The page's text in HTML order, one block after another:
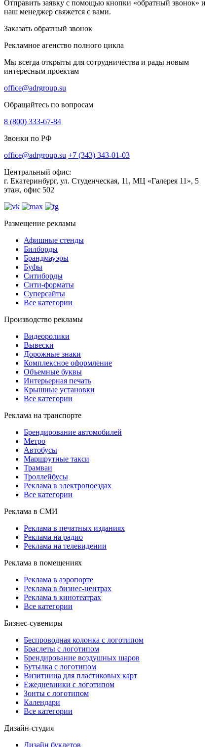
Отправить заявку с помощью кнопки «обратный звонок» и
наш менеджер свяжется с вами.
Заказать обратный звонок
Рекламное агенство полного цикла
Мы всегда открыты для сотрудничества и рады новым
интересным проектам
office@adrgroup.su
Обращайтесь по вопросам
8 (800) 333-67-84
Звонки по РФ
office@adrgroup.su +7 (343) 343-01-03
Центральный офис:
г. Екатеринбург, ул. Студенческая, 11, МЦ «Галерея 11», 5
этаж, офис 502
Размещение рекламы
Афишные стенды
Билборды
Брандмауэры
Буфы
Ситиборды
Сити-форматы
Суперсайты
Все категории
Производство рекламы
Видеоролики
Вывески
Дорожные знаки
Комплексное оформление
Объемные буквы
Интерьерная печать
Крышные установки
Все категории
Реклама на транспорте
Брендирование автомобилей
Метро
Автобусы
Маршрутные такси
Трамваи
Троллейбусы
Реклама в электропоездах
Все категории
Реклама в СМИ
Реклама в печатных изданиях
Реклама на радио
Реклама на телевидении
Реклама в помещениях
Реклама в аэропорте
Реклама в бизнес-центрах
Реклама в кинотеатрах
Все категории
Бизнес-сувениры
Беспроводная колонка с логотипом
Браслеты с логотипом
Брендирование воздушных шаров
Бутылка с логотипом
Визитница для пластиковых карт
Ежедневники с логотипом
Зонты с логотипом
Календари
Все категории
Дизайн-студия
Дизайн буклетов